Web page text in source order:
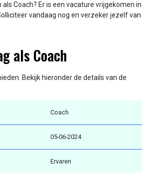
Coach? Er is een vacature vrijgekomen in
vandaag nog en verzeker jezelf van
als Coach
Bekijk hieronder de details van de
Coach
05-06-2024
Ervaren